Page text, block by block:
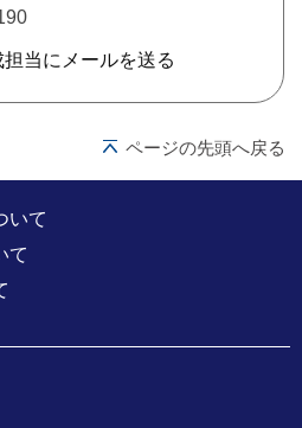
当にメールを送る
ページの先頭へ戻る
いて
て